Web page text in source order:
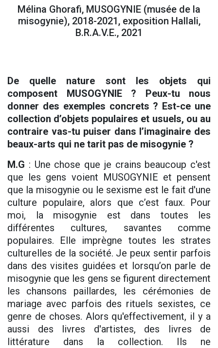
Mélina Ghorafi, MUSOGYNIE (musée de la
misogynie), 2018-2021, exposition Hallali,
B.R.A.V.E., 2021
De quelle nature sont les objets qui
composent MUSOGYNIE ? Peux-tu nous
donner des exemples concrets ? Est-ce une
collection d’objets populaires et usuels, ou au
contraire vas-tu puiser dans l’imaginaire des
beaux-arts qui ne tarit pas de misogynie ?
M.G : Une chose que je crains beaucoup c'est
que les gens voient MUSOGYNIE et pensent
que la misogynie ou le sexisme est le fait d'une
culture populaire, alors que c’est faux. Pour
moi, la misogynie est dans toutes les
différentes cultures, savantes comme
populaires. Elle imprègne toutes les strates
culturelles de la société. Je peux sentir parfois
dans des visites guidées et lorsqu’on parle de
misogynie que les gens se figurent directement
les chansons paillardes, les cérémonies de
mariage avec parfois des rituels sexistes, ce
genre de choses. Alors qu'effectivement, il y a
aussi des livres d'artistes, des livres de
littérature dans la collection. Ils ne